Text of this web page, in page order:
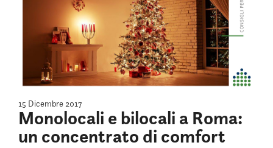
15 Dicembre 2017
Monolocali e bilocali a Roma:
un concentrato di comfort